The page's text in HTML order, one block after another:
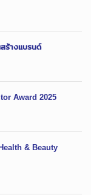
ร้างแบรนด์
Award 2025
& Beauty